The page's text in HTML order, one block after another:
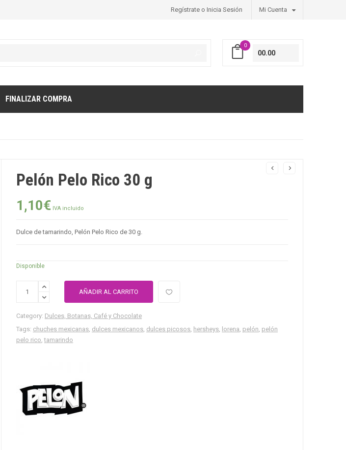
Regístrate o Inicia Sesión Mi Cuenta
0
00.00
FINALIZAR COMPRA
Pelón Pelo Rico 30 g
1,10€ IVA incluido
Dulce de tamarindo, Pelón Pelo Rico de 30 g.
Disponible
AÑADIR AL CARRITO
Category: Dulces, Botanas, Café y Chocolate
Tags: chuches mexicanas, dulces mexicanos, dulces picosos, hersheys, lorena, pelón, pelón
pelo rico,tamarindo